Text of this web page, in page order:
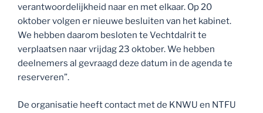
verantwoordelijkheid naar en met elkaar. Op 20
oktober volgen er nieuwe besluiten van het kabinet.
We hebben daarom besloten te Vechtdalrit te
verplaatsen naar vrijdag 23 oktober. We hebben
deelnemers al gevraagd deze datum in de agenda te
reserveren”.
De organisatie heeft contact met de KNWU en NTFU